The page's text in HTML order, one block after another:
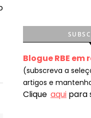
Blogue RBE em
(subscreva a
artigos e
Clique aqui para